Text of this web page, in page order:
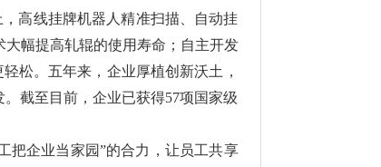
高线挂牌机器人精准扫描、自动挂
幅提高轧辊的使用寿命；自主开发
松。五年来，企业厚植创新沃土，
截至目前，企业已获得57项国家级
把企业当家园”的合力，让员工共享